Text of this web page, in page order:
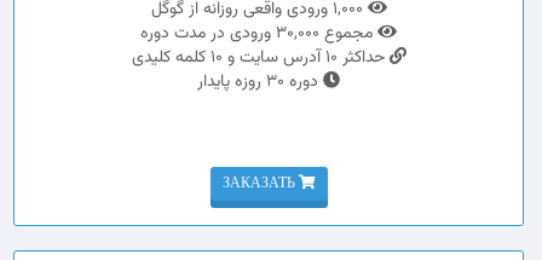
مجموع 30,000 ورودی در مدت دوره
حداکثر 10 آدرس سایت و 10 کلمه کلیدی
دوره 30 روزه پایدار
ЗАКАЗАТЬ